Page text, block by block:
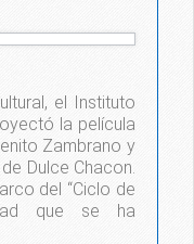
el Instituto
la película
Zambrano y
Dulce Chacon.
del “Ciclo de
que se ha